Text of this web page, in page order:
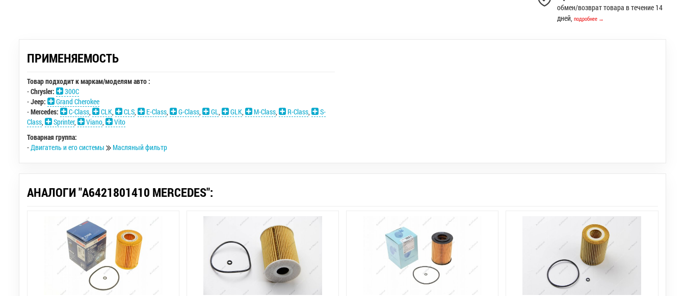
обмен/возврат товара в течение 14
дней,подробнее →
ПРИМЕНЯЕМОСТЬ
Товар подходит к маркам/моделям авто :
-Chrysler:
300C
-Jeep:
Grand Cherokee
-Mercedes: C-Class, CLK, CLS, E-Class, G-Class, GL, GLK, M-Class, R-Class,
S-
Class, Sprinter, Viano,
Vito
Товарная группа:
-Двигатель и его системы Масляный фильтр
АНАЛОГИ "A6421801410 MERCEDES":